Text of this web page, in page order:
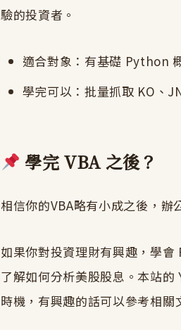
驗的投資者。
適合對象：有基礎 Python
學完可以：批量抓取 KO、
學完 VBA 之後？
相信你的VBA略有小成之後，辦
如果你對投資理財有興趣，學
了解如何分析美股股息。本站
時機，有興趣的話可以參考相關